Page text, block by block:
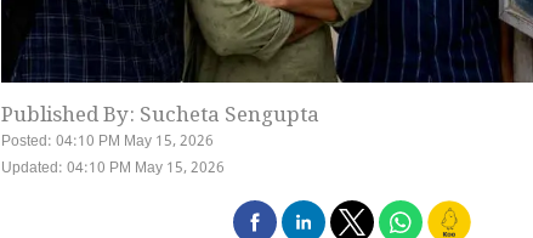
Published By: Sucheta Sengupta
Posted: 04:10 PM May 15, 2026
Updated: 04:10 PM May 15, 2026